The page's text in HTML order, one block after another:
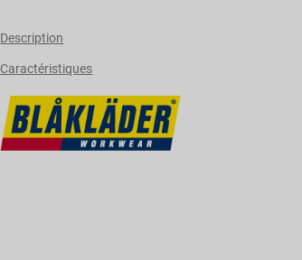
Description
Caractéristiques